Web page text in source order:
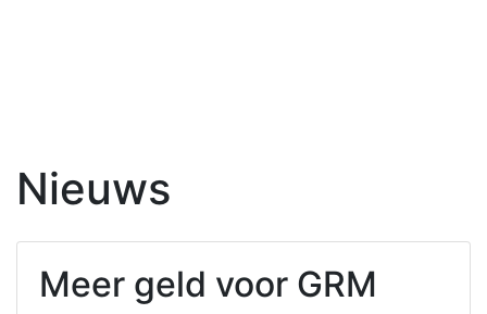
Nieuws
Meer geld voor GRM